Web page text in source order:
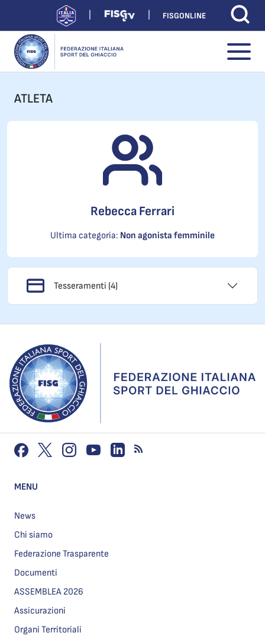
FISGONLINE
ATLETA
Rebecca Ferrari
Ultima categoria: Non agonista femminile
Tesseramenti (4)
MENU
News
Chi siamo
Federazione Trasparente
Documenti
ASSEMBLEA 2026
Assicurazioni
Organi Territoriali